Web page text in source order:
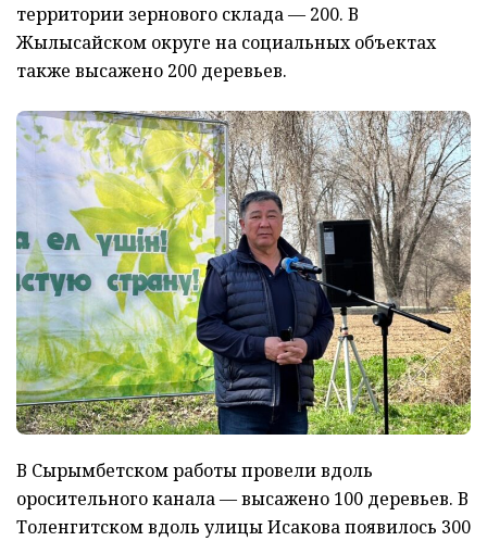
территории зернового склада — 200. В
Жылысайском округе на социальных объектах
также высажено 200 деревьев.
В Сырымбетском работы провели вдоль
оросительного канала — высажено 100 деревьев. В
Толенгитском вдоль улицы Исакова появилось 300